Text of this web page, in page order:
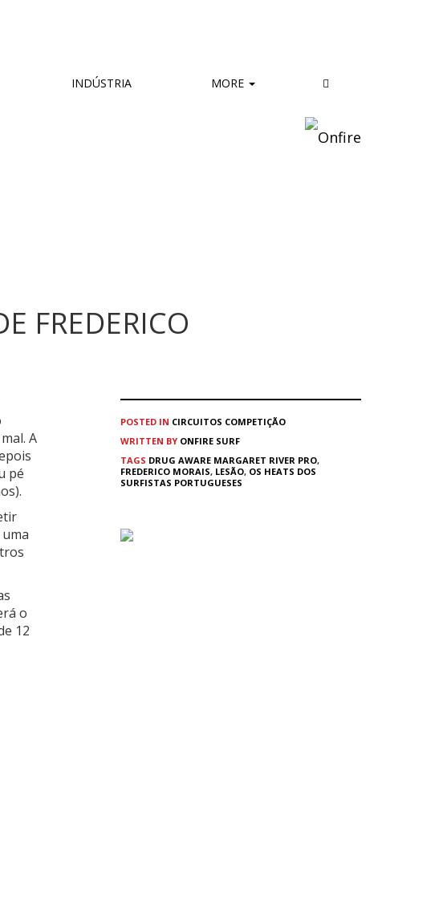
INDÚSTRIA MORE
FREDERICO
A
pé
o
12
POSTED IN CIRCUITOS COMPETIÇÃO
WRITTEN BY ONFIRE SURF
TAGS DRUG AWARE MARGARET RIVER PRO,
FREDERICO MORAIS, LESÃO, OS HEATS DOS
SURFISTAS PORTUGUESES